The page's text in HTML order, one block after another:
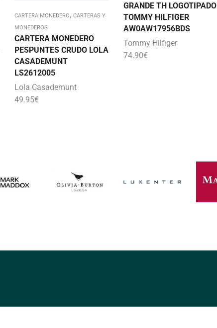
CARTERA MONEDERO, CARTERAS Y
MONEDEROS
CARTERA MONEDERO
PESPUNTES CRUDO LOLA
CASADEMUNT
LS2612005
Lola Casademunt
49.95€
GRANDE TH LOGOTIPADO
TOMMY HILFIGER
AW0AW17956BDS
Tommy Hilfiger
74.90€